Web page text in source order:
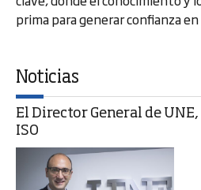
prima para generar confianza en
Noticias
El Director General de
ISO